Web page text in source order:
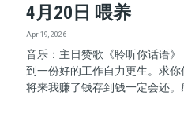
4月20日 喂养
Apr 19, 2026
音乐：主日赞歌《聆听你话语
到一份好的工作自力更生。求你
将来我赚了钱存到钱一定会还。